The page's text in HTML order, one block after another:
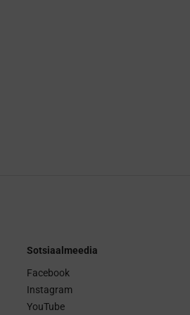
Sotsiaalmeedia
Facebook
Instagram
YouTube